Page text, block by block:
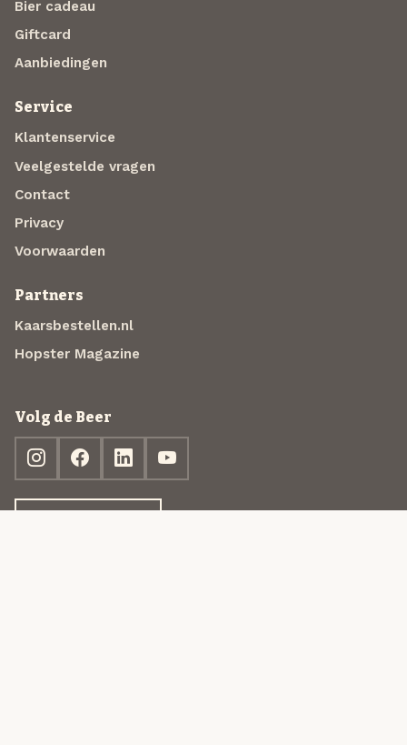
Bier cadeau
Giftcard
Aanbiedingen
Service
Klantenservice
Veelgestelde vragen
Contact
Privacy
Voorwaarden
Partners
Kaarsbestellen.nl
Hopster Magazine
Volg de Beer